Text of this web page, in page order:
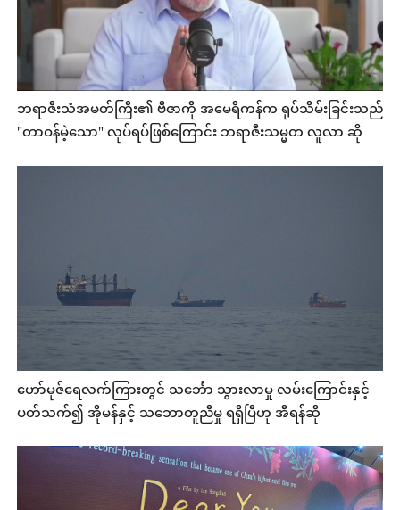
ဘရာဇီးသံအမတ်ကြီး၏ ဗီဇာကို အမေရိကန်က ရုပ်သိမ်းခြင်းသည်
"တာဝန်မဲ့သော" လုပ်ရပ်ဖြစ်ကြောင်း ဘရာဇီးသမ္မတ လူလာ ဆို
ဟော်မုဇ်ရေလက်ကြားတွင် သင်္ဘော သွားလာမှု လမ်းကြောင်းနှင့်
ပတ်သက်၍ အိုမန်နှင့် သဘောတူညီမှု ရရှိပြီဟု အီရန်ဆို